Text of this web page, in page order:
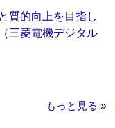
質的向上を目指し
三菱電機デジタル
もっと見る »